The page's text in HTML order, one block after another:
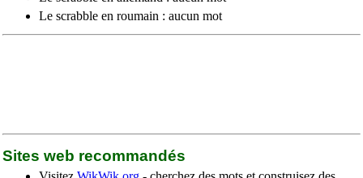
Le scrabble en roumain : aucun mot
Sites web recommandés